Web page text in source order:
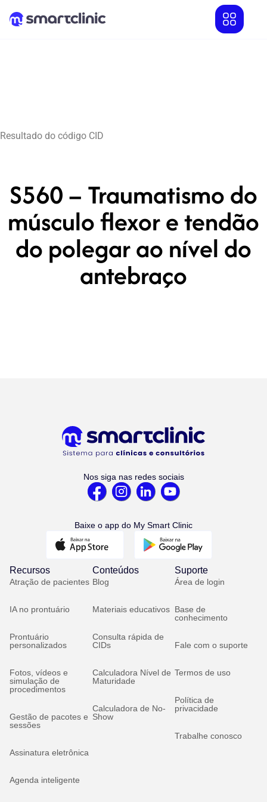
Resultado do código CID
S560 – Traumatismo do
músculo flexor e tendão
do polegar ao nível do
antebraço
Nos siga nas redes sociais
Baixe o app do My Smart Clinic
Recursos
Atração de pacientes
IA no prontuário
Prontuário
personalizados
Fotos, vídeos e
simulação de
procedimentos
Gestão de pacotes e
sessões
Assinatura eletrônica
Agenda inteligente
Conteúdos
Blog
Materiais educativos
Consulta rápida de
CIDs
Calculadora Nível de
Maturidade
Calculadora de No-
Show
Suporte
Área de login
Base de
conhecimento
Fale com o suporte
Termos de uso
Política de
privacidade
Trabalhe conosco